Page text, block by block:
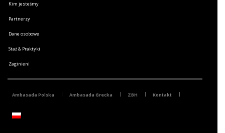
Kim jesteśmy
Partnerzy
Dane osobowe
Staż & Praktyki
Zaginieni
Ambasada Polska Ambasada Grecka ZBH Kontakt